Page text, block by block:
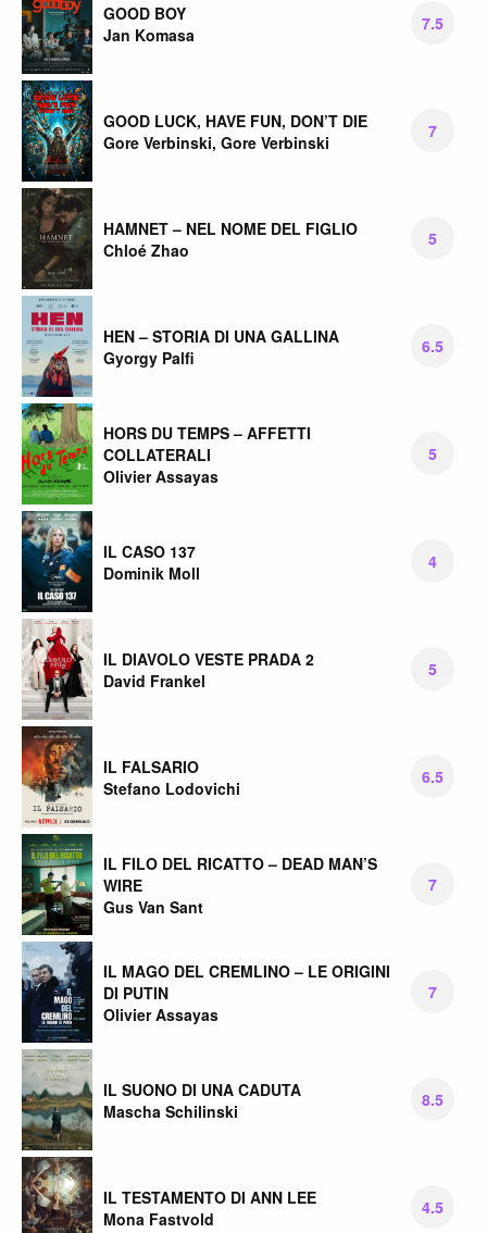
GOOD BOY
Jan Komasa
7.5
GOOD LUCK, HAVE FUN, DON’T DIE
Gore Verbinski, Gore Verbinski
7
HAMNET – NEL NOME DEL FIGLIO
Chloé Zhao
5
HEN – STORIA DI UNA GALLINA
Gyorgy Palfi
6.5
HORS DU TEMPS – AFFETTI
COLLATERALI
Olivier Assayas
5
IL CASO 137
Dominik Moll
4
IL DIAVOLO VESTE PRADA 2
David Frankel
5
IL FALSARIO
Stefano Lodovichi
6.5
IL FILO DEL RICATTO – DEAD MAN’S
WIRE
Gus Van Sant
7
IL MAGO DEL CREMLINO – LE ORIGINI
DI PUTIN
Olivier Assayas
7
IL SUONO DI UNA CADUTA
Mascha Schilinski
8.5
IL TESTAMENTO DI ANN LEE
Mona Fastvold
4.5